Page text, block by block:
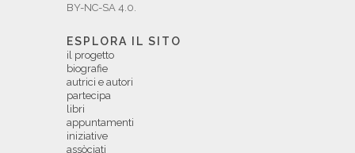
BY-NC-SA 4.0.
ESPLORA IL SITO
il progetto
biografie
autrici e autori
partecipa
libri
appuntamenti
iniziative
assòciati